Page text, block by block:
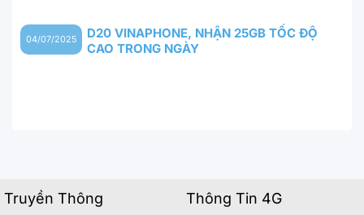
D20 VINAPHONE, NHẬN 25GB TỐC ĐỘ
CAO TRONG NGÀY
04/07/2025
Truyền Thông Thông Tin 4G